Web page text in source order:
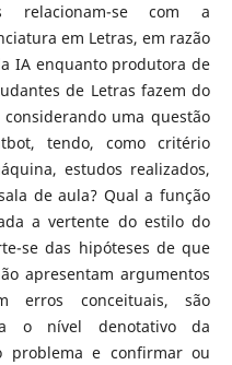
relacionam-se com a
em Letras, em razão
IA enquanto produtora de
de Letras fazem do
considerando uma questão
tendo, como critério
estudos realizados,
de aula? Qual a função
a vertente do estilo do
se das hipóteses de que
apresentam argumentos
erros conceituais, são
o nível denotativo da
problema e confirmar ou